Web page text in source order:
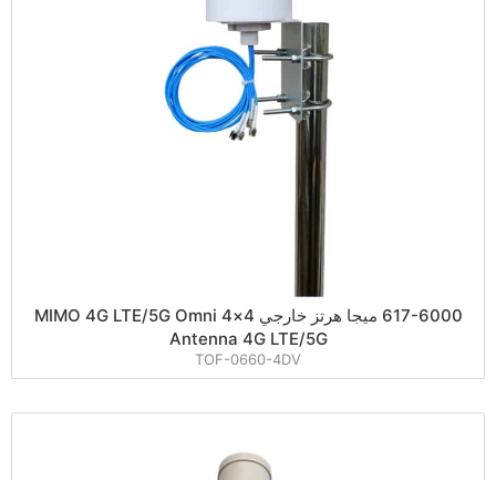
617-6000 ميجا هرتز خارجي 4×4 MIMO 4G LTE/5G Omni
Antenna 4G LTE/5G
TOF-0660-4DV